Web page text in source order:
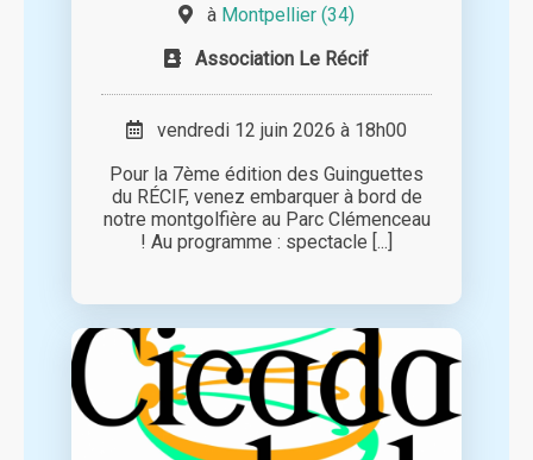
à Montpellier (34)
Association Le Récif
vendredi 12 juin 2026 à 18h00
Pour la 7ème édition des Guinguettes
du RÉCIF, venez embarquer à bord de
notre montgolfière au Parc Clémenceau
! Au programme : spectacle [...]